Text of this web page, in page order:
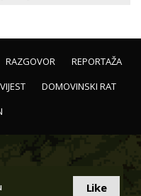
RAZGOVOR
REPORTAŽA
DOMOVINSKI RAT
Like